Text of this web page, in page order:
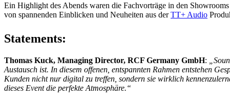
Ein Highlight des Abends waren die Fachvorträge in den
von spannenden Einblicken und Neuheiten aus derTT+ Audio
Statements:
Thomas Kuck, Managing Director, RCF Germany GmbH:
Austausch ist. In diesem offenen, entspannten Rahmen entstehen
Kunden nicht nur digital zu treffen, sondern sie wirklich
dieses Event die perfekte Atmosphäre.“